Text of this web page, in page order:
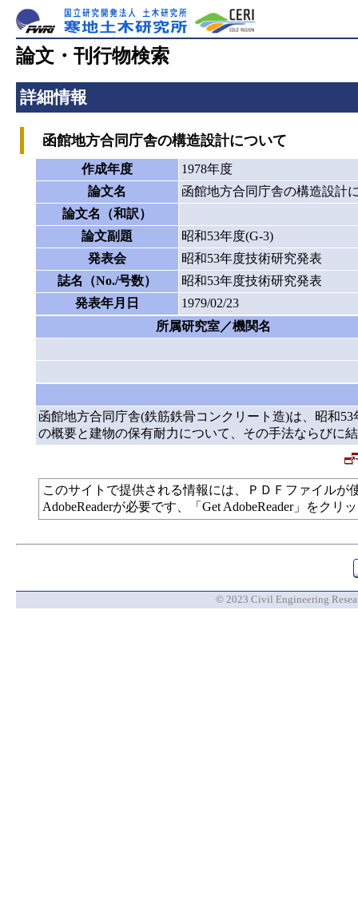
論文・刊行物検索
詳細情報
函館地方合同庁舎の構造設計について
作成年度
1978年度
論文名
函館地方合同庁舎の構造設計
論文名（和訳）
論文副題
昭和53年度(G-3)
発表会
昭和53年度技術研究発表
誌名（No./号数）
昭和53年度技術研究発表
発表年月日
1979/02/23
所属研究室／機関名
函館地方合同庁舎(鉄筋鉄骨コンクリート造)は、昭和
の概要と建物の保有耐力について、その手法ならびに
このサイトで提供される情報には、ＰＤＦファイル
AdobeReaderが必要です、「Get AdobeReader」をク
© 2023 Civil Engineering